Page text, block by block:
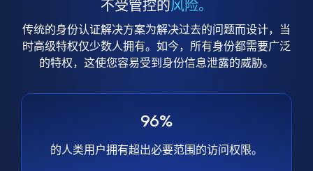
不受管控的风险。
传统的身份认证解决方案为解决过去的问题而设计，当
时高级特权仅少数人拥有。如今，所有身份都需要广泛
的特权，这使您容易受到身份信息泄露的威胁。
96%
的人类用户拥有超出必要范围的访问权限。